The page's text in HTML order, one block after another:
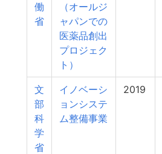
働
省
（オールジ
ャパンでの
医薬品創出
プロジェク
ト）
文
部
科
学
省
イノベーシ
ョンシステ
ム整備事業
2019